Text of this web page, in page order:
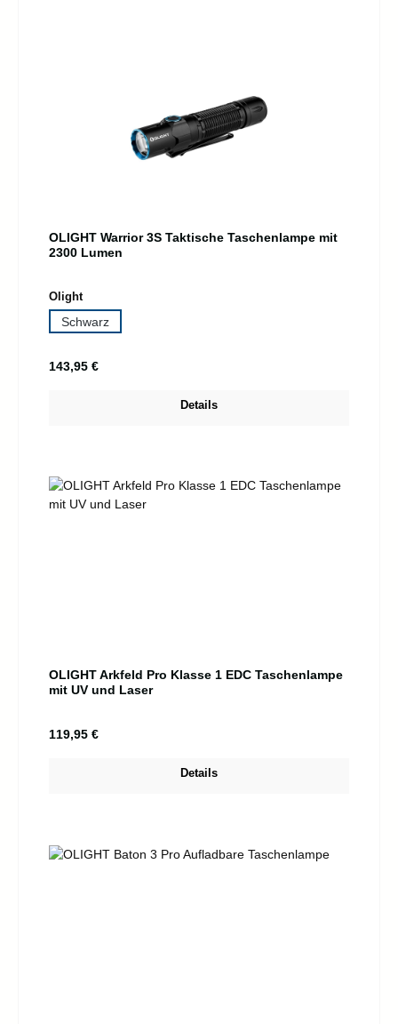
OLIGHT Warrior 3S Taktische Taschenlampe mit
2300 Lumen
Olightauswählen
Schwarz
Regulärer Preis:
143,95 €
Details
OLIGHT Arkfeld Pro Klasse 1 EDC Taschenlampe
mit UV und Laser
Regulärer Preis:
119,95 €
Details